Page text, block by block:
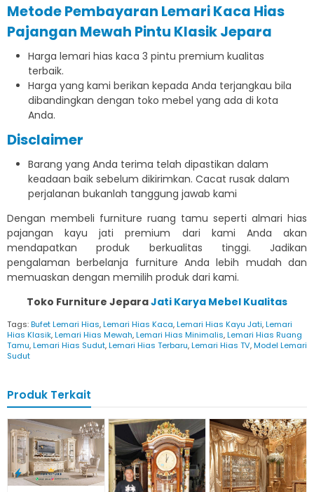
Metode Pembayaran Lemari Kaca Hias
Pajangan Mewah Pintu Klasik Jepara
Harga lemari hias kaca 3 pintu premium kualitas
terbaik.
Harga yang kami berikan kepada Anda terjangkau bila
dibandingkan dengan toko mebel yang ada di kota
Anda.
Disclaimer
Barang yang Anda terima telah dipastikan dalam
keadaan baik sebelum dikirimkan. Cacat rusak dalam
perjalanan bukanlah tanggung jawab kami
Dengan membeli furniture ruang tamu seperti almari hias
pajangan kayu jati premium dari kami Anda akan
mendapatkan produk berkualitas tinggi. Jadikan
pengalaman berbelanja furniture Anda lebih mudah dan
memuaskan dengan memilih produk dari kami.
Toko Furniture JeparaJati Karya Mebel Kualitas
Tags:Bufet Lemari Hias,Lemari Hias Kaca,Lemari Hias Kayu Jati,Lemari
Hias Klasik,Lemari Hias Mewah,Lemari Hias Minimalis,Lemari Hias Ruang
Tamu,Lemari Hias Sudut,Lemari Hias Terbaru,Lemari Hias TV,Model Lemari
Sudut
Produk Terkait